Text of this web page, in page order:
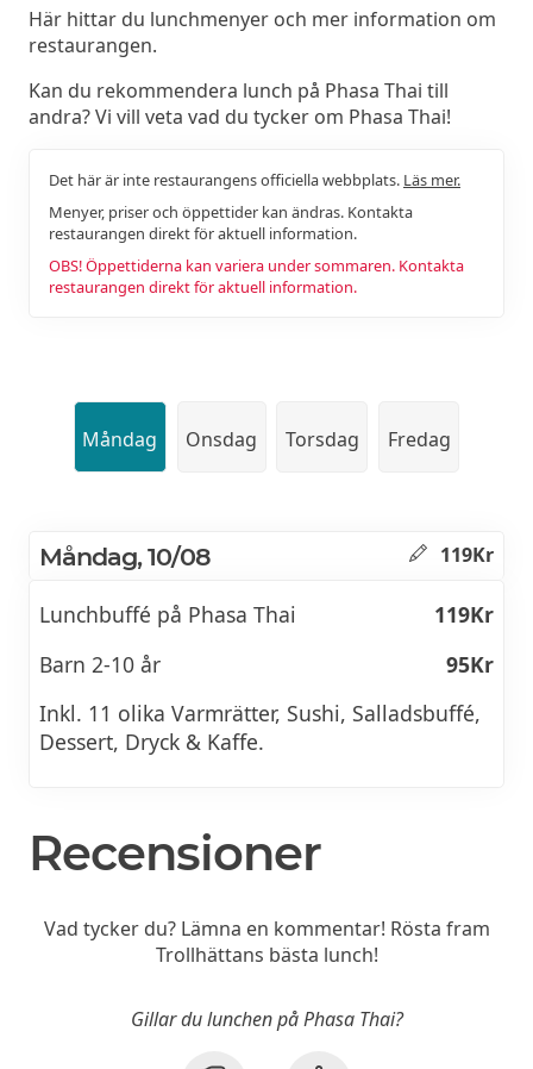
Här hittar du lunchmenyer och mer information om
restaurangen.
Kan du rekommendera lunch på Phasa Thai till
andra? Vi vill veta vad du tycker om Phasa Thai!
Det här är inte restaurangens officiella webbplats. Läs mer.
Menyer, priser och öppettider kan ändras. Kontakta
restaurangen direkt för aktuell information.
OBS! Öppettiderna kan variera under sommaren. Kontakta
restaurangen direkt för aktuell information.
Måndag Onsdag Torsdag Fredag
Måndag, 10/08 119Kr
Lunchbuffé på Phasa Thai
119Kr
Barn 2-10 år
95Kr
Inkl. 11 olika Varmrätter, Sushi, Salladsbuffé,
Dessert, Dryck & Kaffe.
Recensioner
Vad tycker du? Lämna en kommentar! Rösta fram
Trollhättans bästa lunch!
Gillar du lunchen på Phasa Thai?